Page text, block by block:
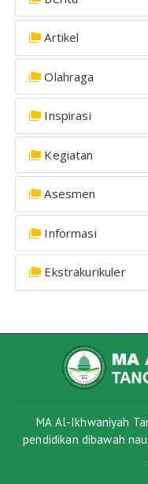
Artikel
Olahraga
Inspirasi
Kegiatan
Asesmen
Informasi
Ekstrakurikuler
MA Al-Ikhwaniyah
pendidikan dibawah